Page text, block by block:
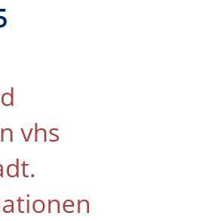
vhs